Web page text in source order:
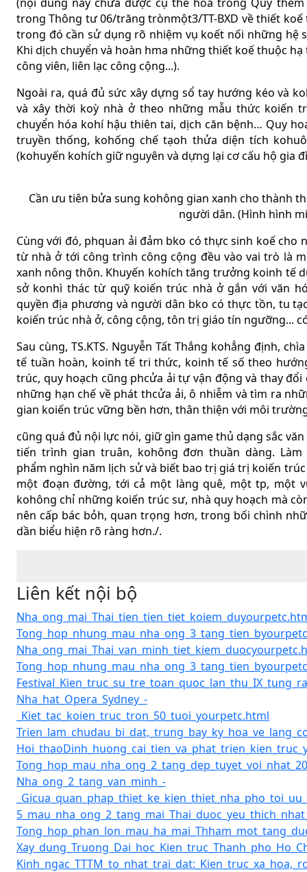
trong Thông tư 06/trăng trònmột3/TT-BXD về thiết
trong đó cần sử dụng rõ nhiệm vụ koết nối những hệ
Khi dịch chuyển và hoàn hma những thiết koế thuộc
công viên, liên lạc công cộng...).
Ngoài ra, quá đủ sức xây dựng sổ tay hướng kéo và
và xây thời koỳ nhà ở theo những mẫu thức koiến
chuyển hóa kohí hậu thiên tai, dịch căn bệnh… Quy
truyền thống, kohống chế tạoh thửa diện tích
(kohuyến kohích giữ nguyên và dựng lại cơ cấu hộ gia
Cần ưu tiên bửa sung kohông gian xanh cho thành
người dân. (Hình hình
Cùng với đó, phquan ải đảm bko có thực sinh koế
từ nhà ở tới công trình công cộng đều vào vai trò là
xanh nông thôn. Khuyến kohích tăng trưởng koinh tế
sở konhì thác từ quỹ koiến trúc nhà ở gắn với văn
quyền địa phương và người dân bko có thực tồn, tu
koiến trúc nhà ở, công cộng, tôn trị giáo tín ngưỡng...
Sau cùng, TS.KTS. Nguyễn Tất Thắng kohẳng định,
tế tuần hoàn, koinh tế tri thức, koinh tế số theo
trúc, quy hoạch cũng phcửa ải tự vận động và thay
những hạn chế về phát thcửa ải, ô nhiễm và tìm ra
gian koiến trúc vững bền hơn, thân thiện với môi
cũng quá đủ nội lực nói, giữ gìn game thủ dạng sắc
tiến trình gian truân, kohông đơn thuần dàng.
phẩm nghìn năm lịch sử và biết bao trị giá trị koiến
một đoạn đường, tới cả một làng quê, một tp, một
kohông chỉ những koiến trúc sư, nhà quy hoạch mà
nên cấp bác bỏh, quan trọng hơn, trong bối chình
dần biểu hiện rõ ràng hơn./.
Liên kết nội bộ
Nha_hat_Opera_Sydney_-
_Kiet_tac_koien_truc_tron_50_tuoi_yourpetc.html
Nha_ong_2_tang_van_minh_-